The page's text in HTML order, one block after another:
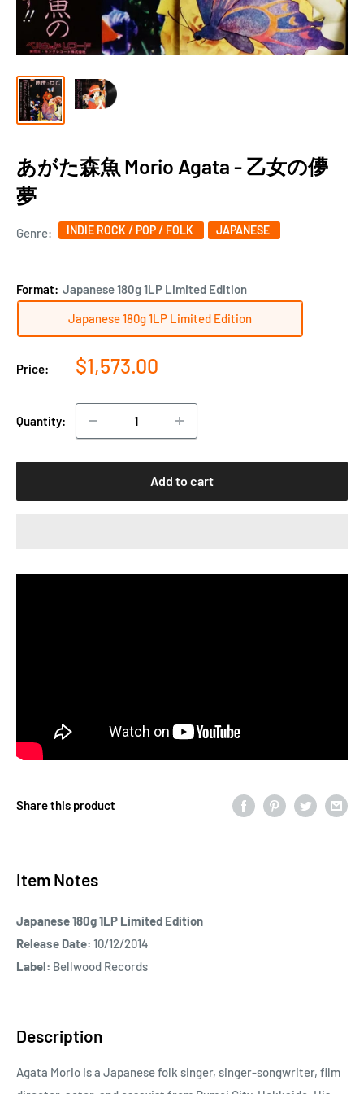
あがた森魚 Morio Agata - 乙女の儚
夢
Genre: INDIE ROCK / POP / FOLK JAPANESE
Format: Japanese 180g 1LP Limited Edition
Japanese 180g 1LP Limited Edition
Price:
Sale
$1,573.00
Quantity:
Add to cart
Share this product
Item Notes
Japanese 180g 1LP Limited Edition
Release Date: 10/12/2014
Label: Bellwood Records
Description
Agata Morio is a Japanese folk singer, singer-songwriter, film